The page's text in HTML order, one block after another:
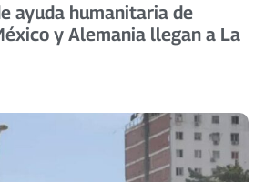
ayuda humanitaria de
y Alemania llegan a La